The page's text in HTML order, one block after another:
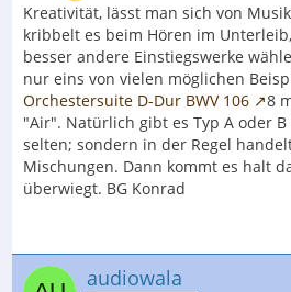
Kreativität, lässt man sich von
kribbelt es beim Hören im
besser andere Einstiegswerke
nur eins von vielen möglichen
Orchestersuite D-Dur BWV 106
8
"Air". Natürlich gibt es Typ A oder
selten; sondern in der Regel
Mischungen. Dann kommt es halt
überwiegt. BG Konrad
audiowala